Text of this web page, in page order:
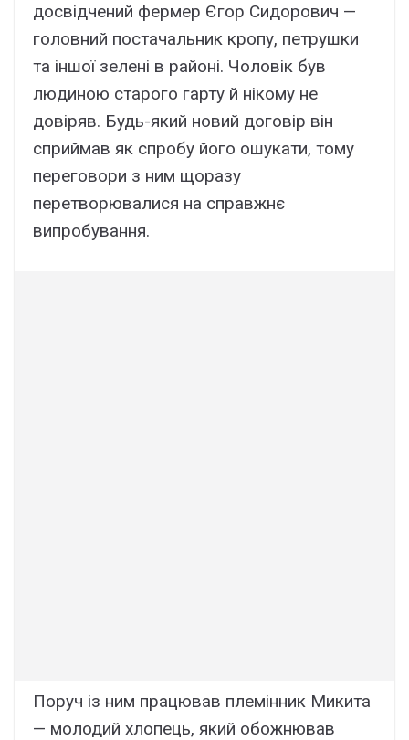
досвідчений фермер Єгор Сидорович —
головний постачальник кропу, петрушки
та іншої зелені в районі. Чоловік був
людиною старого гарту й нікому не
довіряв. Будь-який новий договір він
сприймав як спробу його ошукати, тому
переговори з ним щоразу
перетворювалися на справжнє
випробування.
Поруч із ним працював племінник Микита
— молодий хлопець, який обожнював